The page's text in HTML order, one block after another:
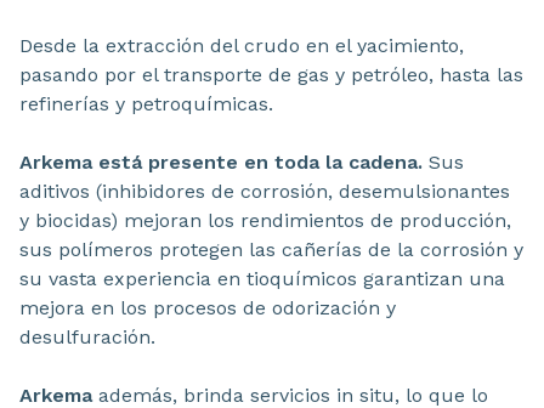
Desde la extracción del crudo en el yacimiento,
pasando por el transporte de gas y petróleo, hasta las
refinerías y petroquímicas.
Arkema está presente en toda la cadena. Sus
aditivos (inhibidores de corrosión, desemulsionantes
y biocidas) mejoran los rendimientos de producción,
sus polímeros protegen las cañerías de la corrosión y
su vasta experiencia en tioquímicos garantizan una
mejora en los procesos de odorización y
desulfuración.
Arkemaademás, brinda servicios in situ, lo que lo